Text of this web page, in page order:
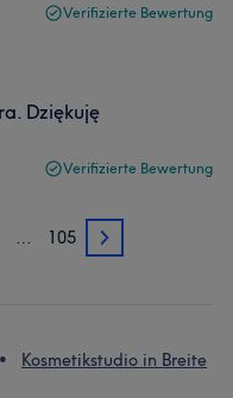
Verifizierte Bewertung
Dziękuję
Verifizierte Bewertung
… 105 3
Kosmetikstudio in Breite